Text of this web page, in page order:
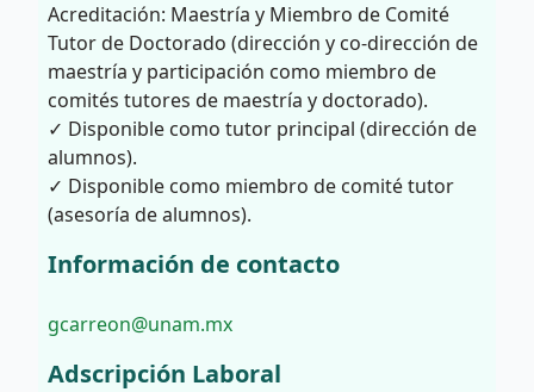
Acreditación: Maestría y Miembro de Comité
Tutor de Doctorado (dirección y co-dirección de
maestría y participación como miembro de
comités tutores de maestría y doctorado).
✓ Disponible como tutor principal (dirección de
alumnos).
✓ Disponible como miembro de comité tutor
(asesoría de alumnos).
Información de contacto
gcarreon@unam.mx
Adscripción Laboral